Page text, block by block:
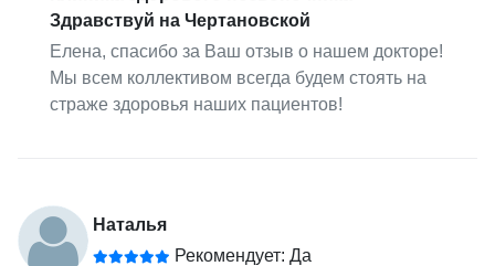
Здравствуй на Чертановской
Елена, спасибо за Ваш отзыв о нашем докторе!
Мы всем коллективом всегда будем стоять на
страже здоровья наших пациентов!
Наталья
Рекомендует: Да